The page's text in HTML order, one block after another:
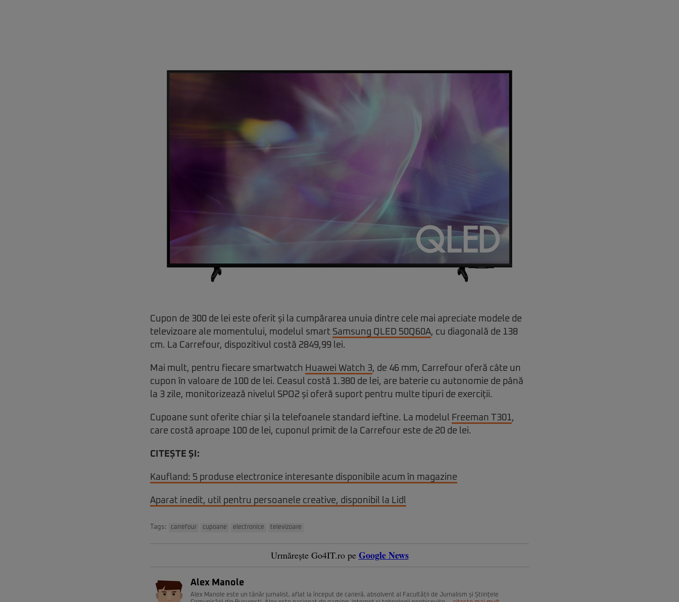
Cupon de 300 de lei este oferit și la cumpărarea unuia dintre cele mai apreciate modele de
televizoare ale momentului, modelul smart Samsung QLED 50Q60A, cu diagonală de 138
cm. La Carrefour, dispozitivul costă 2849,99 lei.
Mai mult, pentru fiecare smartwatch Huawei Watch 3, de 46 mm, Carrefour oferă câte un
cupon în valoare de 100 de lei. Ceasul costă 1.380 de lei, are baterie cu autonomie de până
la 3 zile, monitorizează nivelul SPO2 și oferă suport pentru multe tipuri de exerciții.
Cupoane sunt oferite chiar și la telefoanele standard ieftine. La modelul Freeman T301,
care costă aproape 100 de lei, cuponul primit de la Carrefour este de 20 de lei.
CITEȘTE ȘI:
Kaufland: 5 produse electronice interesante disponibile acum în magazine
Aparat inedit, util pentru persoanele creative, disponibil la Lidl
Tags: carrefour cupoane electronice televizoare
Urmărește Go4IT.ro pe Google News
Alex Manole
Alex Manole este un tânăr jurnalist, aflat la început de carieră, absolvent al Facultății de Jurnalism și Științele